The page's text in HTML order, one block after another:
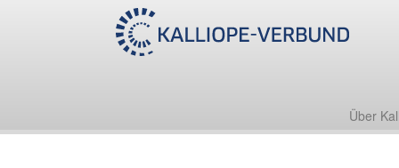
Über